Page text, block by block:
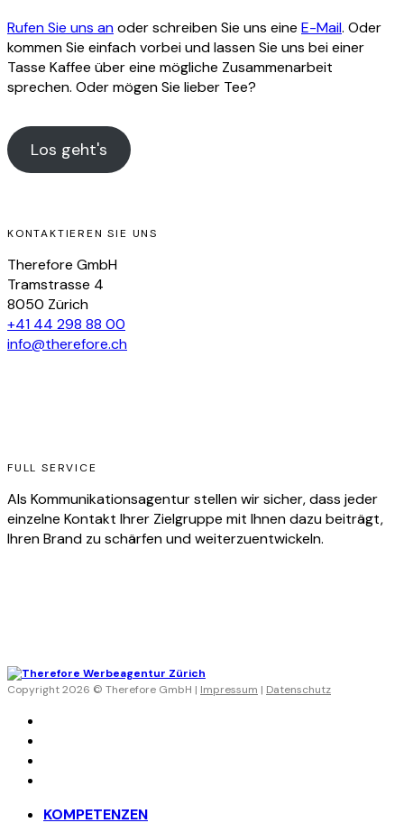
Rufen Sie uns anoder schreiben Sie uns eine E-Mail. Oder
kommen Sie einfach vorbei und lassen Sie uns bei einer
Tasse Kaffee über eine mögliche Zusammenarbeit
sprechen. Oder mögen Sie lieber Tee?
Los geht's
KONTAKTIEREN SIE UNS
Therefore GmbH
Tramstrasse 4
8050 Zürich
+41 44 298 88 00
info@therefore.ch
FULL SERVICE
Als Kommunikationsagentur stellen wir sicher, dass jeder
einzelne Kontakt Ihrer Zielgruppe mit Ihnen dazu beiträgt,
Ihren Brand zu schärfen und weiterzuentwickeln.
Copyright 2026 © Therefore GmbH | Impressum | Datenschutz
KOMPETENZEN